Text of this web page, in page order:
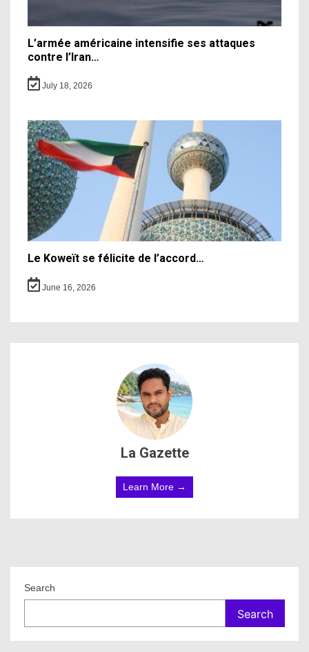
L’armée américaine intensifie ses attaques
contre l’Iran…
July 18, 2026
Le Koweït se félicite de l’accord…
June 16, 2026
La Gazette
Learn More →
Search
Search